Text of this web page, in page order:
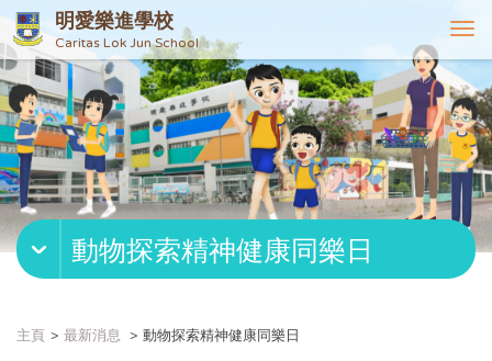
明愛樂進學校
Caritas Lok Jun School
T
o
g
g
l
e
n
v
g
動物探索精神健康同樂日
主頁 最新消息 動物探索精神健康同樂日